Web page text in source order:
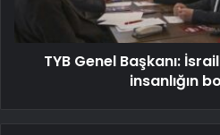
TYB Genel Başkanı:
insanlığın